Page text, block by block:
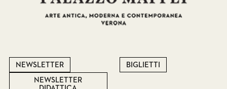
NEWSLETTER
NEWSLETTER
BIGLIETTI